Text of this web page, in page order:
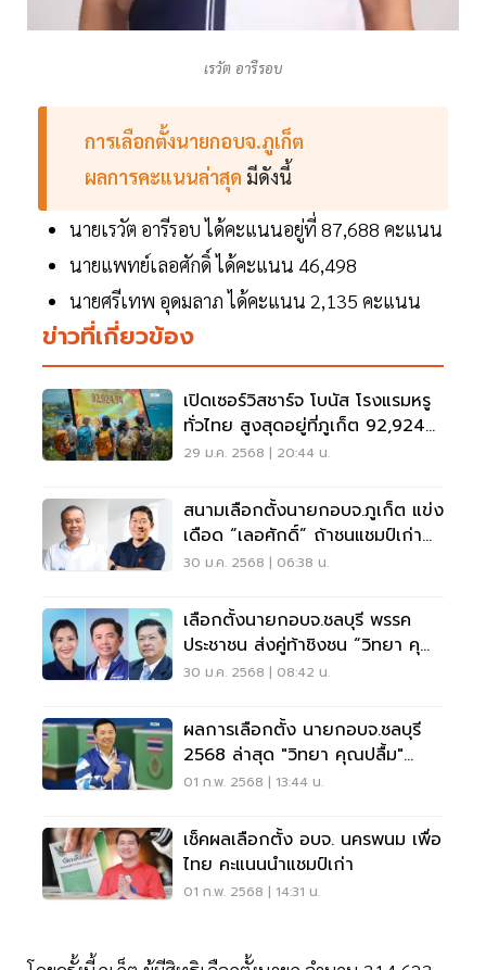
เรวัต อารีรอบ
การเลือกตั้งนายกอบจ.ภูเก็ต
ผลการคะแนนล่าสุด มีดังนี้
นายเรวัต อารีรอบ ได้คะแนนอยู่ที่ 87,688 คะแนน
นายแพทย์เลอศักดิ์ ได้คะแนน 46,498
นายศรีเทพ อุดมลาภ ได้คะแนน 2,135 คะแนน
ข่าวที่เกี่ยวข้อง
เปิดเซอร์วิสชาร์จ โบนัส โรงแรมหรู
ทั่วไทย สูงสุดอยู่ที่ภูเก็ต 92,924
บาท
29 ม.ค. 2568 | 20:44 น.
สนามเลือกตั้งนายกอบจ.ภูเก็ต แข่ง
เดือด “เลอศักดิ์” ถ้าชนแชมป์เก่า
“เรวัต”
30 ม.ค. 2568 | 06:38 น.
เลือกตั้งนายกอบจ.ชลบุรี พรรค
ประชาชน ส่งคู่ท้าชิงชน “วิทยา คุณ
ปลื้ม”
30 ม.ค. 2568 | 08:42 น.
ผลการเลือกตั้ง นายกอบจ.ชลบุรี
2568 ล่าสุด "วิทยา คุณปลื้ม"
คะแนนนำโด่ง
01 ก.พ. 2568 | 13:44 น.
เช็คผลเลือกตั้ง อบจ. นครพนม เพื่อ
ไทย คะแนนนำแชมป์เก่า
01 ก.พ. 2568 | 14:31 น.